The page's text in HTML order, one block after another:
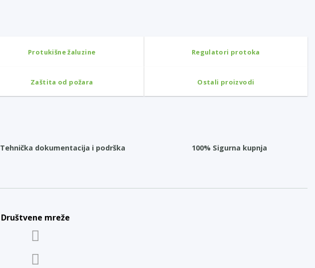
Protukišne žaluzine Regulatori protoka
Zaštita od požara Ostali proizvodi
Tehnička dokumentacija i podrška 100% Sigurna kupnja
Društvene mreže